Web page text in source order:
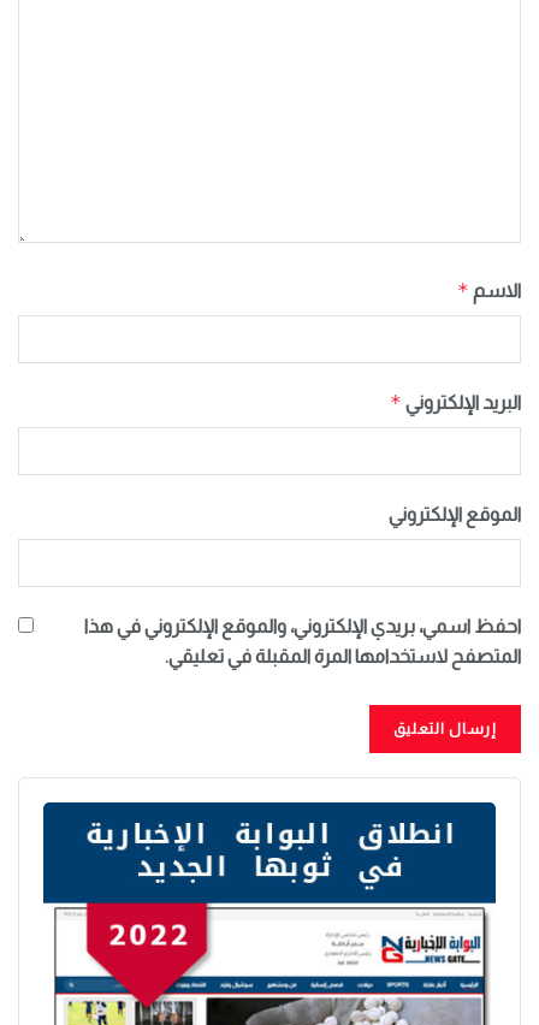
الاسم *
البريد الإلكتروني *
الموقع الإلكتروني
احفظ اسمي، بريدي الإلكتروني، والموقع الإلكتروني في هذا
المتصفح لاستخدامها المرة المقبلة في تعليقي.